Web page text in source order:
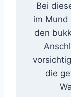
Bei
im Mund
den
die